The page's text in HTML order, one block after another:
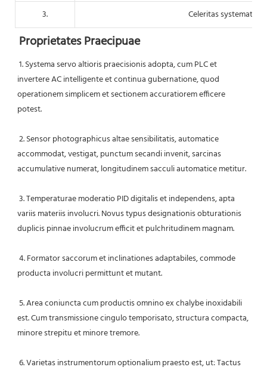
3.
Celeritas systematis
Proprietates Praecipuae
1. Systema servo altioris praecisionis adopta, cum PLC et
invertere AC intelligente et continua gubernatione, quod
operationem simplicem et sectionem accuratiorem efficere
potest.
accommodat, vestigat, punctum secandi invenit, sarcinas
accumulative numerat, longitudinem sacculi automatice metitur.
variis materiis involucri. Novus typus designationis obturationis
duplicis pinnae involucrum efficit et pulchritudinem magnam.
producta involucri permittunt et mutant.
est. Cum transmissione cingulo temporisato, structura compacta,
minore strepitu et minore tremore.